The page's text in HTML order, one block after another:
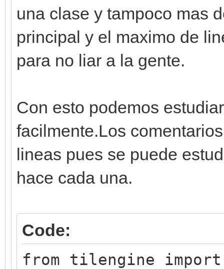
una clase y tampoco mas
principal y el maximo de
para no liar a la gente.
Con esto podemos
facilmente.Los
lineas pues se puede
hace cada una.
Code:
from tilengine